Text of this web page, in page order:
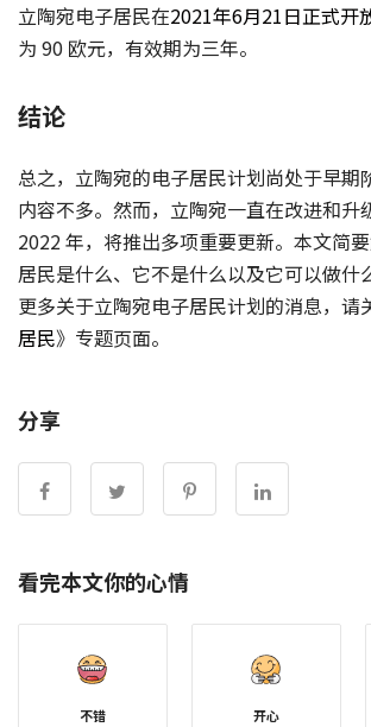
立陶宛电子居民在2021年6月21日正式开
为 90 欧元，有效期为三年。
结论
总之，立陶宛的电子居民计划尚处于早期
内容不多。然而，立陶宛一直在改进和升
2022 年，将推出多项重要更新。本文简
居民是什么、它不是什么以及它可以做什
更多关于立陶宛电子居民计划的消息，请
居民》专题页面。
分享
看完本文你的心情
不错 开心